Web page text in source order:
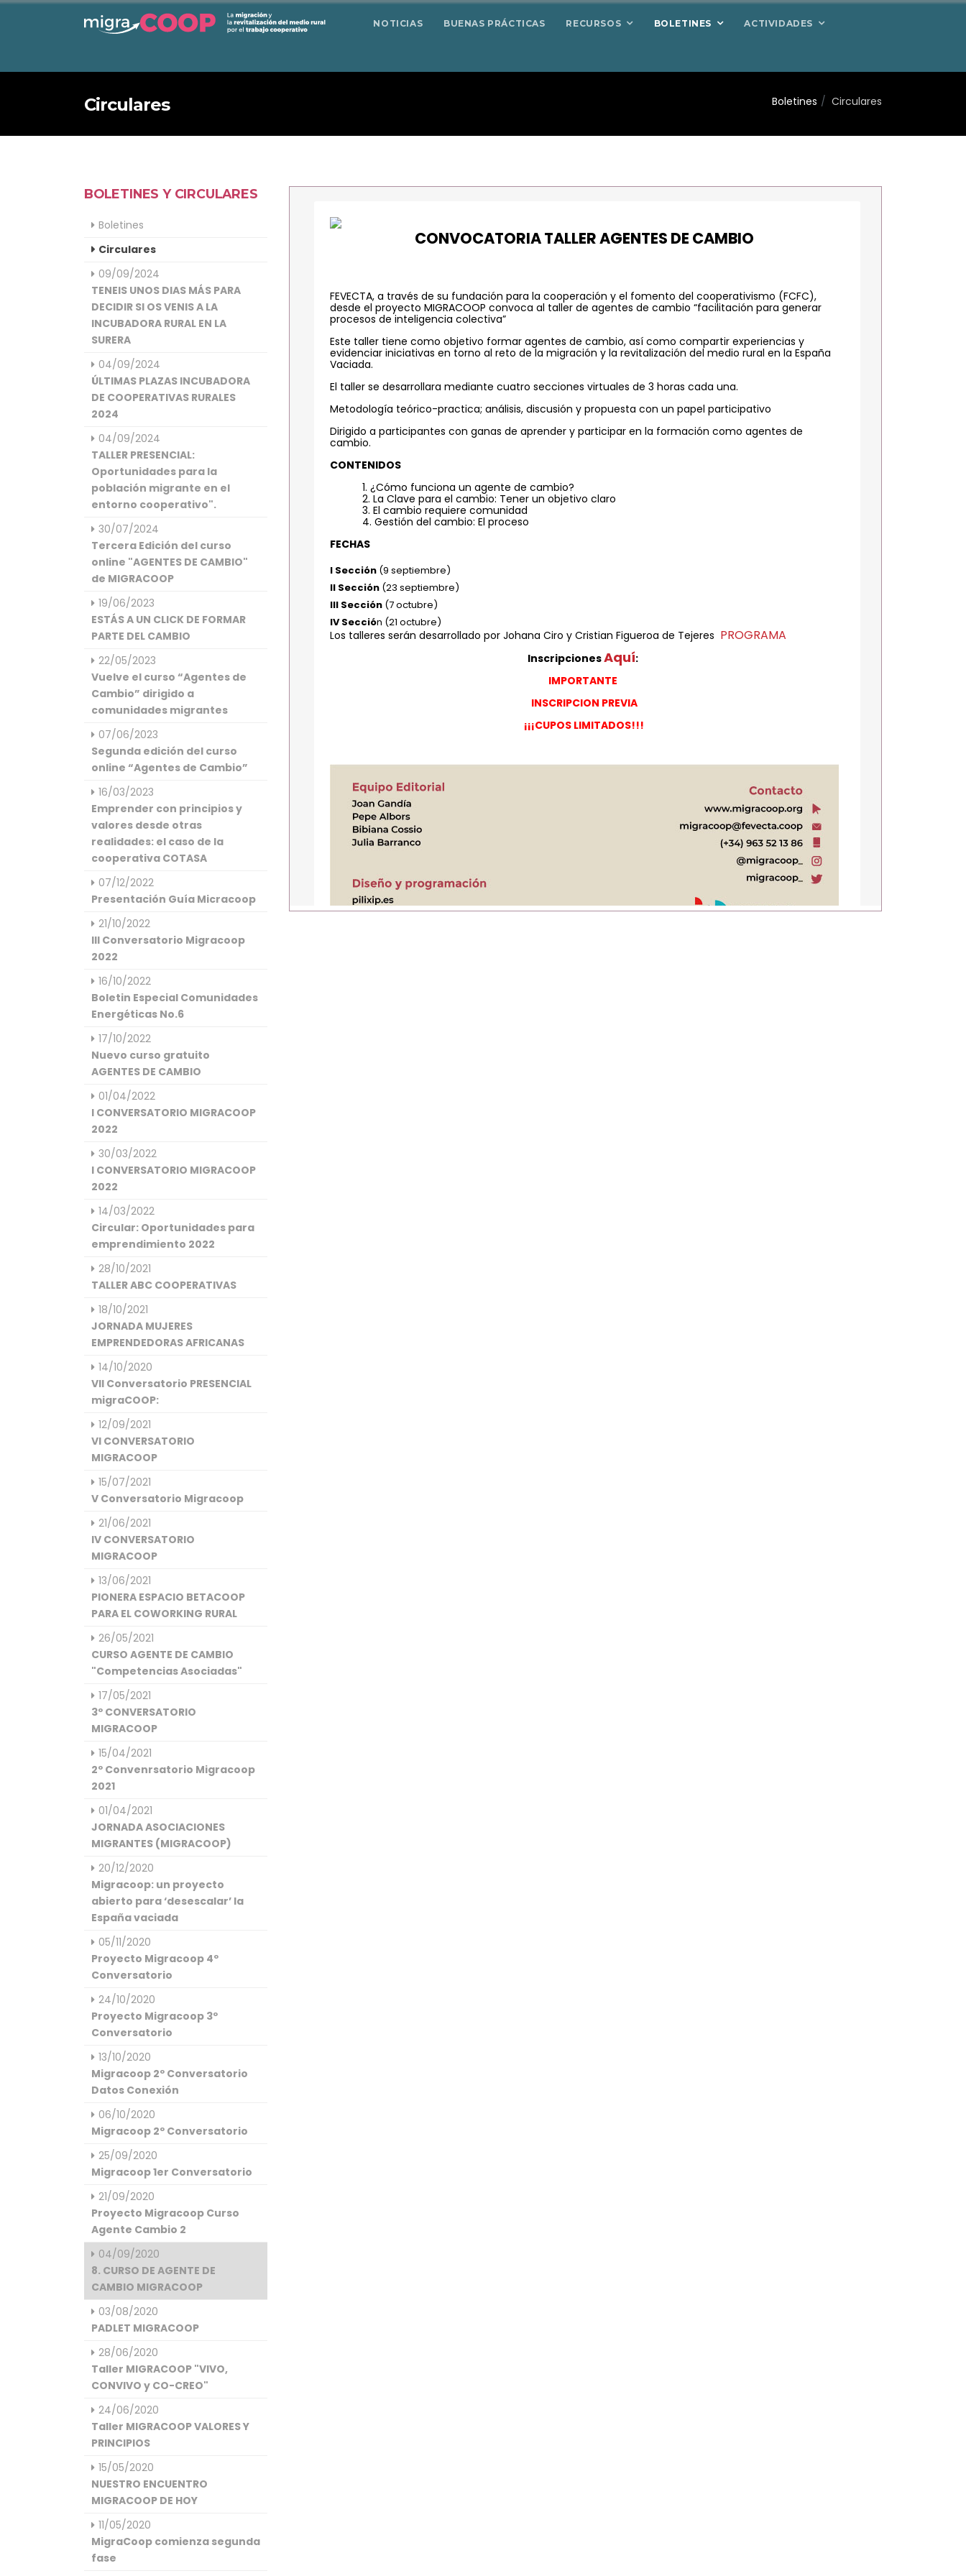
NOTICIAS BUENAS PRÁCTICAS RECURSOS BOLETINES ACTIVIDADES
Circulares Boletines Circulares
BOLETINES Y CIRCULARES
Boletines
Circulares
09/09/2024
TENEIS UNOS DIAS MÁS PARA
DECIDIR SI OS VENIS A LA
INCUBADORA RURAL EN LA
SURERA
04/09/2024
ÚLTIMAS PLAZAS INCUBADORA
DE COOPERATIVAS RURALES
2024
04/09/2024
TALLER PRESENCIAL:
Oportunidades para la
población migrante en el
entorno cooperativo".
30/07/2024
Tercera Edición del curso
online "AGENTES DE CAMBIO"
de MIGRACOOP
19/06/2023
ESTÁS A UN CLICK DE FORMAR
PARTE DEL CAMBIO
22/05/2023
Vuelve el curso “Agentes de
Cambio” dirigido a
comunidades migrantes
07/06/2023
Segunda edición del curso
online “Agentes de Cambio”
16/03/2023
Emprender con principios y
valores desde otras
realidades: el caso de la
cooperativa COTASA
07/12/2022
Presentación Guía Micracoop
21/10/2022
III Conversatorio Migracoop
2022
16/10/2022
Boletin Especial Comunidades
Energéticas No.6
17/10/2022
Nuevo curso gratuito
AGENTES DE CAMBIO
01/04/2022
I CONVERSATORIO MIGRACOOP
2022
30/03/2022
I CONVERSATORIO MIGRACOOP
2022
14/03/2022
Circular: Oportunidades para
emprendimiento 2022
28/10/2021
TALLER ABC COOPERATIVAS
18/10/2021
JORNADA MUJERES
EMPRENDEDORAS AFRICANAS
14/10/2020
VII Conversatorio PRESENCIAL
migraCOOP:
12/09/2021
VI CONVERSATORIO
MIGRACOOP
15/07/2021
V Conversatorio Migracoop
21/06/2021
IV CONVERSATORIO
MIGRACOOP
13/06/2021
PIONERA ESPACIO BETACOOP
PARA EL COWORKING RURAL
26/05/2021
CURSO AGENTE DE CAMBIO
"Competencias Asociadas"
17/05/2021
3º CONVERSATORIO
MIGRACOOP
15/04/2021
2º Convenrsatorio Migracoop
2021
01/04/2021
JORNADA ASOCIACIONES
MIGRANTES (MIGRACOOP)
20/12/2020
Migracoop: un proyecto
abierto para ‘desescalar’ la
España vaciada
05/11/2020
Proyecto Migracoop 4º
Conversatorio
24/10/2020
Proyecto Migracoop 3º
Conversatorio
13/10/2020
Migracoop 2º Conversatorio
Datos Conexión
06/10/2020
Migracoop 2º Conversatorio
25/09/2020
Migracoop 1er Conversatorio
21/09/2020
Proyecto Migracoop Curso
Agente Cambio 2
04/09/2020
8. CURSO DE AGENTE DE
CAMBIO MIGRACOOP
03/08/2020
PADLET MIGRACOOP
28/06/2020
Taller MIGRACOOP "VIVO,
CONVIVO y CO-CREO"
24/06/2020
Taller MIGRACOOP VALORES Y
PRINCIPIOS
15/05/2020
NUESTRO ENCUENTRO
MIGRACOOP DE HOY
11/05/2020
MigraCoop comienza segunda
fase